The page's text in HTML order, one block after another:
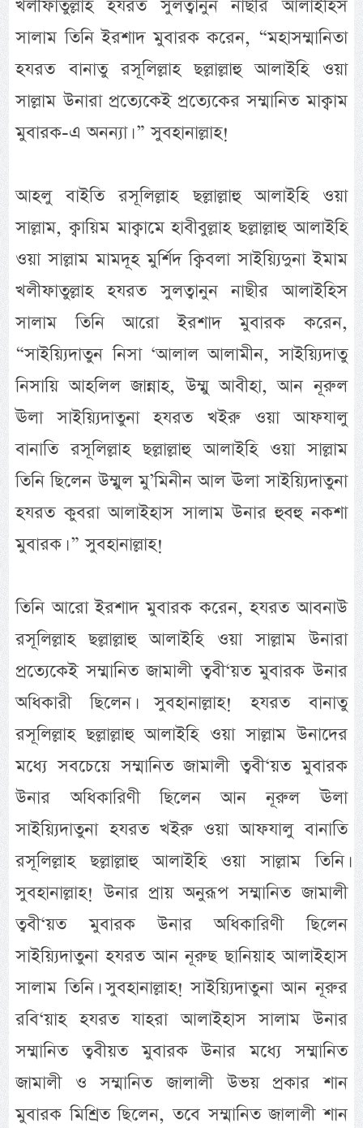
খলীফাতুল্লাহ হযরত সুলত্বানুন নাছীর আলাইহিস
সালাম তিনি ইরশাদ মুবারক করেন, “মহাসম্মানিতা
হযরত বানাতু রসূলিল্লাহ ছল্লাল্লাহু আলাইহি ওয়া
সাল্লাম উনারা প্রত্যেকেই প্রত্যেকের সম্মানিত মাক্বাম
মুবারক-এ অনন্যা। ” সুবহানাল্লাহ!
আহলু বাইতি রসূলিল্লাহ ছল্লাল্লাহু আলাইহি ওয়া
সাল্লাম, ক্বায়িম মাক্বামে হাবীবুল্লাহ ছল্লাল্লাহু আলাইহি
ওয়া সাল্লাম মামদূহ মুর্শিদ ক্বিবলা সাইয়্যিদুনা ইমাম
খলীফাতুল্লাহ হযরত সুলত্বানুন নাছীর আলাইহিস
সালাম তিনি আরো ইরশাদ মুবারক করেন,
“সাইয়্যিদাতুন নিসা ‘আলাল আলামীন, সাইয়্যিদাতু
নিসায়ি আহলিল জান্নাহ, উম্মু আবীহা, আন নূরুল
ঊলা সাইয়্যিদাতুনা হযরত খইরু ওয়া আফযালু
বানাতি রসূলিল্লাহ ছল্লাল্লাহু আলাইহি ওয়া সাল্লাম
তিনি ছিলেন উম্মুল মু’মিনীন আল ঊলা সাইয়্যিদাতুনা
হযরত কুবরা আলাইহাস সালাম উনার হুবহু নকশা
মুবারক। ” সুবহানাল্লাহ!
তিনি আরো ইরশাদ মুবারক করেন, হযরত আবনাউ
রসূলিল্লাহ ছল্লাল্লাহু আলাইহি ওয়া সাল্লাম উনারা
প্রত্যেকেই সম্মানিত জামালী ত্ববী‘য়ত মুবারক উনার
অধিকারী ছিলেন। সুবহানাল্লাহ! হযরত বানাতু
রসূলিল্লাহ ছল্লাল্লাহু আলাইহি ওয়া সাল্লাম উনাদের
মধ্যে সবচেয়ে সম্মানিত জামালী ত্ববী‘য়ত মুবারক
উনার অধিকারিণী ছিলেন আন নূরুল ঊলা
সাইয়্যিদাতুনা হযরত খইরু ওয়া আফযালু বানাতি
রসূলিল্লাহ ছল্লাল্লাহু আলাইহি ওয়া সাল্লাম তিনি।
সুবহানাল্লাহ! উনার প্রায় অনুরূপ সম্মানিত জামালী
ত্ববী‘য়ত মুবারক উনার অধিকারিণী ছিলেন
সাইয়্যিদাতুনা হযরত আন নূরুছ ছানিয়াহ আলাইহাস
সালাম তিনি। সুবহানাল্লাহ! সাইয়্যিদাতুনা আন নূরুর
রবি‘য়াহ হযরত যাহরা আলাইহাস সালাম উনার
সম্মানিত ত্ববীয়ত মুবারক উনার মধ্যে সম্মানিত
জামালী ও সম্মানিত জালালী উভয় প্রকার শান
মুবারক মিশ্রিত ছিলেন, তবে সম্মানিত জালালী শান